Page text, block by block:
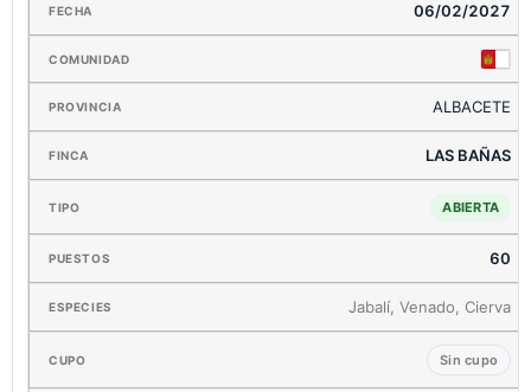
06/02/2027
ALBACETE
LAS BAÑAS
ABIERTA
60
Jabalí, Venado, Cierva
Sin cupo